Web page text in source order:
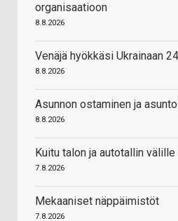
organisaatioon
8.8.2026
Venäjä hyökkäsi Ukrainaan
8.8.2026
Asunnon ostaminen ja
8.8.2026
Kuitu talon ja autotallin välille
7.8.2026
Mekaaniset näppäimistöt
7.8.2026